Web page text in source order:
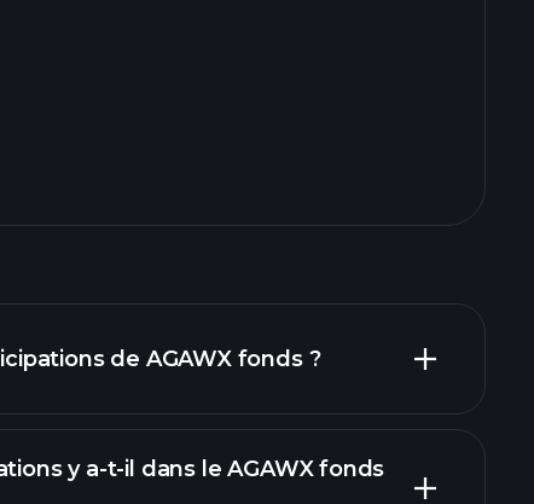
de AGAWX fonds ?
y a-t-il dans le AGAWX fonds